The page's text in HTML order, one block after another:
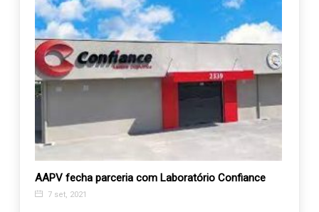
AAPV fecha parceria com Laboratório Confiance
7 set, 2021